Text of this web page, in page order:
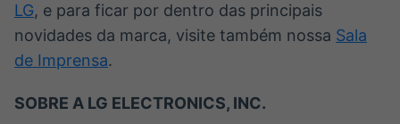
LG, e para ficar por dentro das principais
novidades da marca, visite também nossa Sala
de Imprensa.
SOBRE A LG ELECTRONICS, INC.